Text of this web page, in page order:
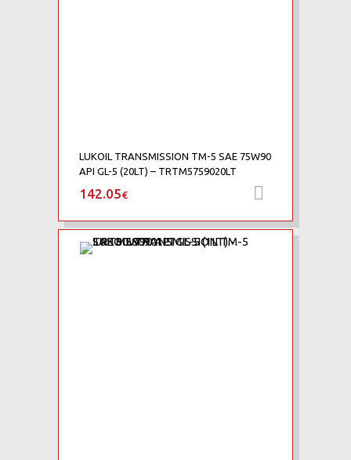
LUKOIL TRANSMISSION TM-5 SAE 75W90
API GL-5 (20LT) – TRTM5759020LT
142.05€